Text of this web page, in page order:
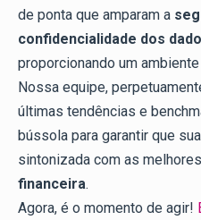
de ponta que amparam a
confidencialidade dos
proporcionando um
Nossa equipe,
últimas tendências e
bússola para garantir que
sintonizada com as
financeira.
Agora, é o momento de agir!